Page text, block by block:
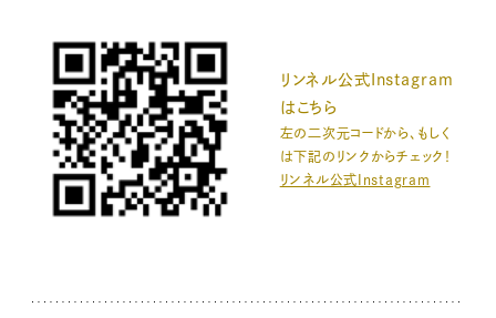
リンネル公式Instagram
はこちら
左の二次元コードから、もしく
は下記のリンクからチェック！
リンネル公式Instagram